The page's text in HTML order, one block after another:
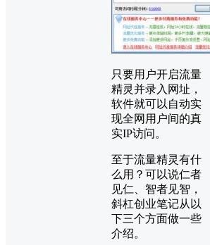
只要用户开启流量
精灵并录入网址，
软件就可以自动实
现全网用户间的真
实IP访问。
至于流量精灵有什
么用？可以说仁者
见仁、智者见智，
斜杠创业笔记从以
下三个方面做一些
介绍。